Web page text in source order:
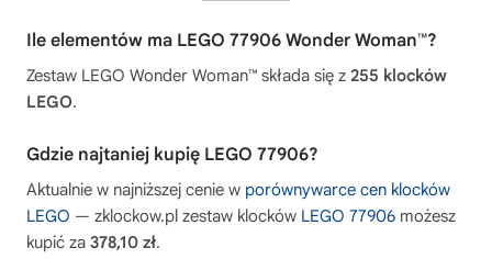
Ile elementów ma LEGO 77906 Wonder Woman™?
Zestaw LEGO Wonder Woman™ składa się z 255 klocków
LEGO.
Gdzie najtaniej kupię LEGO 77906?
Aktualnie w najniższej cenie w porównywarce cen klocków
LEGO — zklockow.pl zestaw klocków LEGO 77906 możesz
kupić za 378,10 zł.